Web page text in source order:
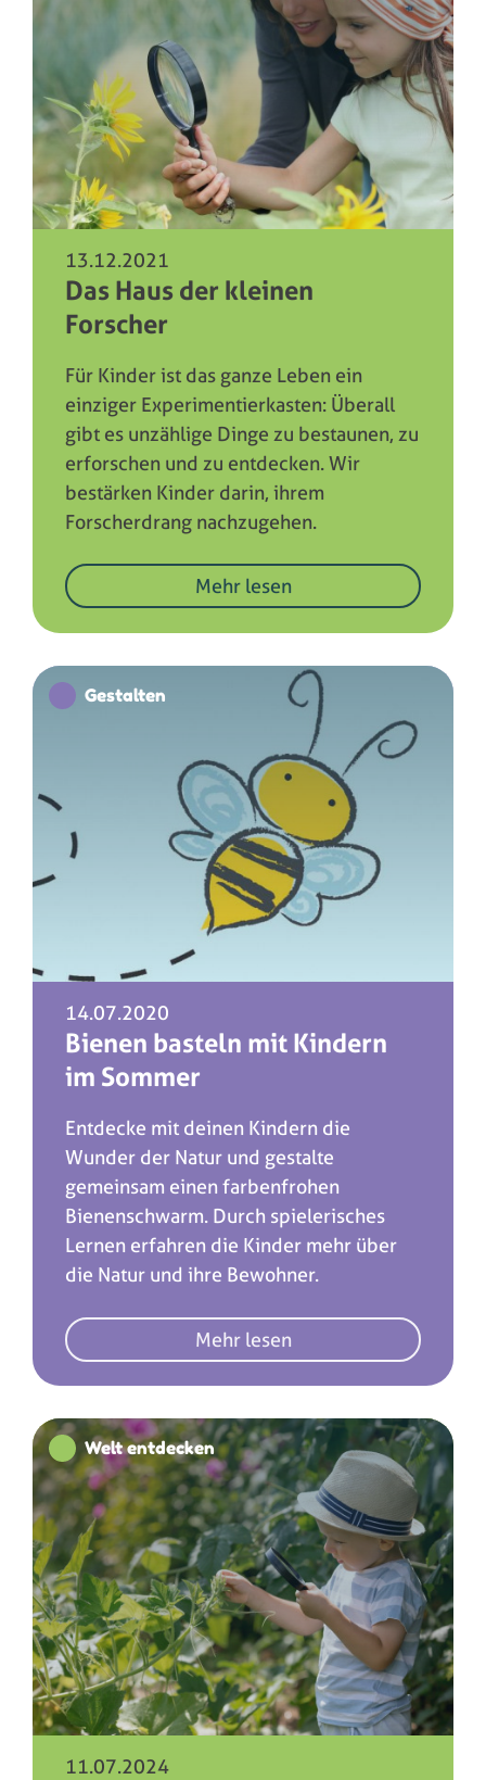
13.12.2021
Das Haus der kleinen
Forscher
Für Kinder ist das ganze Leben ein
einziger Experimentierkasten: Überall
gibt es unzählige Dinge zu bestaunen, zu
erforschen und zu entdecken. Wir
bestärken Kinder darin, ihrem
Forscherdrang nachzugehen.
Mehr lesen
Gestalten
14.07.2020
Bienen basteln mit Kindern
im Sommer
Entdecke mit deinen Kindern die
Wunder der Natur und gestalte
gemeinsam einen farbenfrohen
Bienenschwarm. Durch spielerisches
Lernen erfahren die Kinder mehr über
die Natur und ihre Bewohner.
Mehr lesen
Welt entdecken
11.07.2024